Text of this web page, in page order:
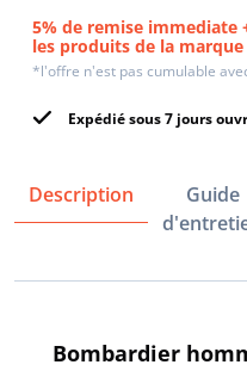
5% de remise
les produits de la marque
*l'offre n'est pas cumulable
Expédié sous 7 jours
Description
Guide
Bombardier